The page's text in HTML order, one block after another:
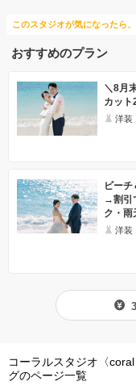
このスタジオが気になったら
おすすめのプラン
＼8月
カット
洋装
ビー
→割引
ク・雨
洋装
コーラルスタジオ〈
グのページ一覧